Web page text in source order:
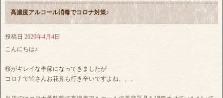
高濃度アルコール消毒でコロナ対策♪
投稿日 2020年4月4日
こんにちは♪
桜がキレイな季節になってきましたが
コロナで皆さんお花見も行き辛いですよね、、、